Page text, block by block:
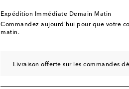
EU 41 / US 11 Stock faible
EU 43 / US 13 Ajouter à la Wishlist
Expédition Immédiate Demain Matin
Commandez aujourd’hui pour que votre
matin.
Livraison offerte sur les commandes